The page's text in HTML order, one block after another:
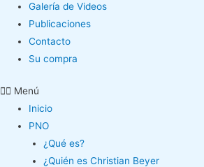
Galería de Videos
Publicaciones
Contacto
Su compra
Menú
Inicio
PNO
¿Qué es?
¿Quién es Christian Beyer